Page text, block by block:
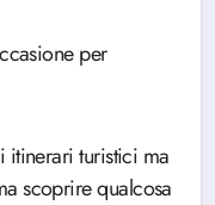
per
itinerari turistici ma
scoprire qualcosa